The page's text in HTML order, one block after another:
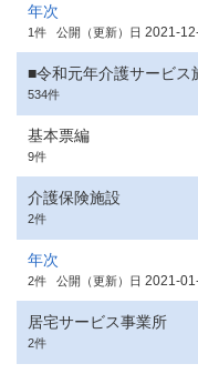
年次
1件 公開（更新）日 2021-
■令和元年介護サービス
534件
基本票編
9件
介護保険施設
2件
年次
2件 公開（更新）日 2021-
居宅サービス事業所
2件